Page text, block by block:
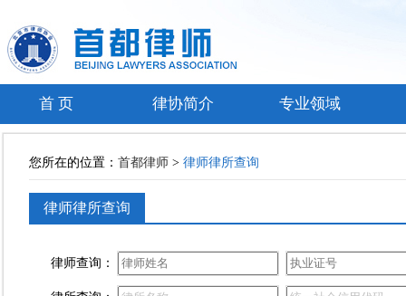
首 页 律协简介 专业领域
您所在的位置： 首都律师 > 律师律所查询
律师律所查询
律师查询：